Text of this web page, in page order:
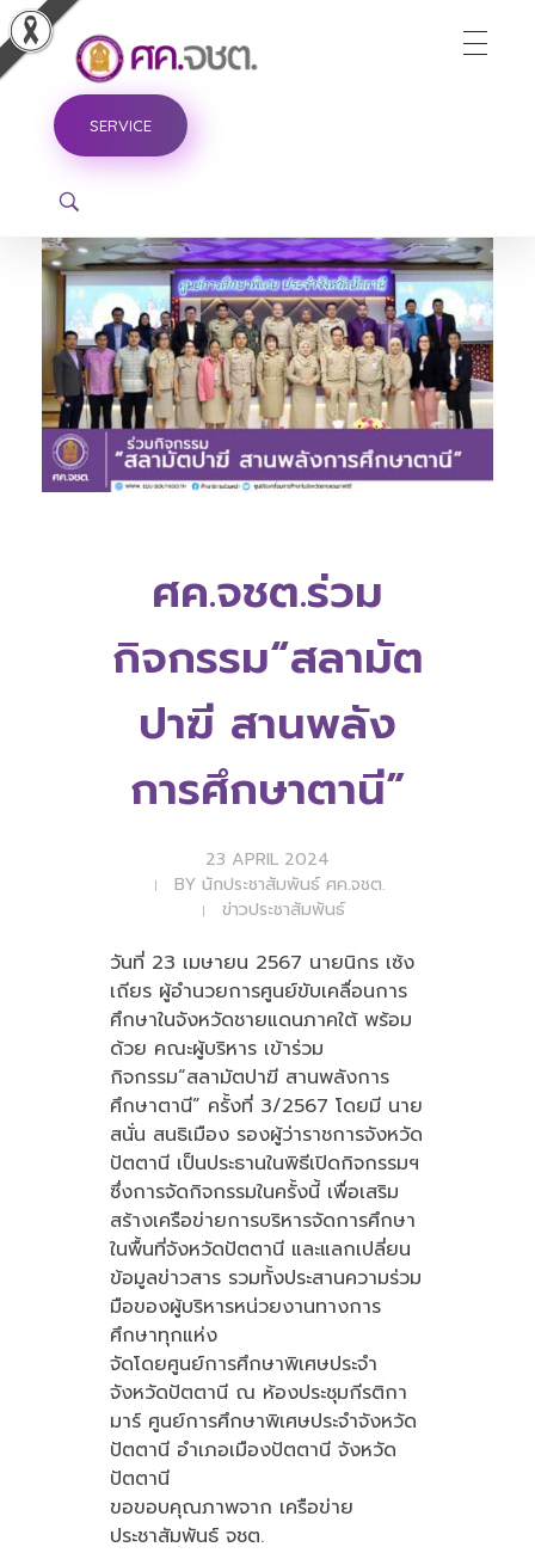
ศูนย์ขับเคลื่อนการศึกษาในจังหวัดชายแดนภาคใต้
SERVICE
ศค.จชต.ร่วม
กิจกรรม“สลามัต
ปาฆี สานพลัง
การศึกษาตานี”
23 APRIL 2024
BY นักประชาสัมพันธ์ ศค.จชต.
ข่าวประชาสัมพันธ์
วันที่ 23 เมษายน 2567 นายนิกร เซ้ง
เถียร ผู้อำนวยการศูนย์ขับเคลื่อนการ
ศึกษาในจังหวัดชายแดนภาคใต้ พร้อม
ด้วย คณะผู้บริหาร เข้าร่วม
กิจกรรม“สลามัตปาฆี สานพลังการ
ศึกษาตานี” ครั้งที่ 3/2567 โดยมี นาย
สนั่น สนธิเมือง รองผู้ว่าราชการจังหวัด
ปัตตานี เป็นประธานในพิธีเปิดกิจกรรมฯ
ซึ่งการจัดกิจกรรมในครั้งนี้ เพื่อเสริม
สร้างเครือข่ายการบริหารจัดการศึกษา
ในพื้นที่จังหวัดปัตตานี และแลกเปลี่ยน
ข้อมูลข่าวสาร รวมทั้งประสานความร่วม
มือของผู้บริหารหน่วยงานทางการ
ศึกษาทุกแห่ง
จัดโดยศูนย์การศึกษาพิเศษประจำ
จังหวัดปัตตานี ณ ห้องประชุมกีรติกา
มาร์ ศูนย์การศึกษาพิเศษประจำจังหวัด
ปัตตานี อำเภอเมืองปัตตานี จังหวัด
ปัตตานี
ขอขอบคุณภาพจาก เครือข่าย
ประชาสัมพันธ์ จชต.